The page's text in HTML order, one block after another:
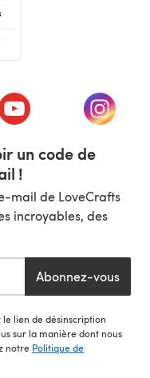
un nouvel onglet)
(s'ouvre dans un(s'ouvre
un code de
!
mail de LoveCrafts
incroyables, des
Abonnez-vous
le lien de désinscription
sur la manière dont nous
notre Politique de